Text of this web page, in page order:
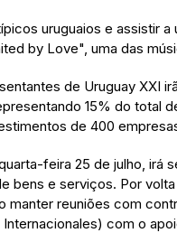
uruguaios e assistir
by Love", uma das
de Uruguay XXI
15% do
de 400
feira 25 de julho,
bens e serviços. Por
reuniões com
com o